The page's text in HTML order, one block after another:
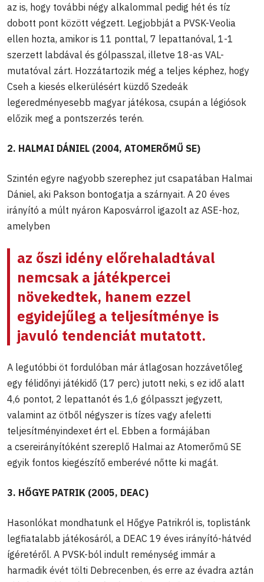
az is, hogy további négy alkalommal pedig hét és tíz
dobott pont között végzett. Legjobbját a PVSK-Veolia
ellen hozta, amikor is 11 ponttal, 7 lepattanóval, 1-1
szerzett labdával és gólpasszal, illetve 18-as VAL-
mutatóval zárt. Hozzátartozik még a teljes képhez, hogy
Cseh a kiesés elkerülésért küzdő Szedeák
legeredményesebb magyar játékosa, csupán a légiósok
előzik meg a pontszerzés terén.
2. HALMAI DÁNIEL (2004, ATOMERŐMŰ SE)
Szintén egyre nagyobb szerephez jut csapatában Halmai
Dániel, aki Pakson bontogatja a szárnyait. A 20 éves
irányító a múlt nyáron Kaposvárrol igazolt az ASE-hoz,
amelyben
az őszi idény előrehaladtával
nemcsak a játékpercei
növekedtek, hanem ezzel
egyidejűleg a teljesítménye is
javuló tendenciát mutatott.
A legutóbbi öt fordulóban már átlagosan hozzávetőleg
egy félidőnyi játékidő (17 perc) jutott neki, s ez idő alatt
4,6 pontot, 2 lepattanót és 1,6 gólpasszt jegyzett,
valamint az ötből négyszer is tízes vagy afeletti
teljesítményindexet ért el. Ebben a formájában
a csereirányítóként szereplő Halmai az Atomerőmű SE
egyik fontos kiegészítő emberévé nőtte ki magát.
3. HŐGYE PATRIK (2005, DEAC)
Hasonlókat mondhatunk el Hőgye Patrikról is, toplistánk
legfiatalabb játékosáról, a DEAC 19 éves irányító-hátvéd
ígéretéről. A PVSK-ból indult reménység immár a
harmadik évét tölti Debrecenben, és erre az évadra aztán